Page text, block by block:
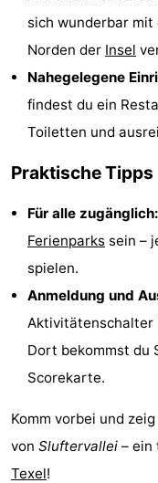
Ferienhäuser
-
Eibernest
't
Hoogelandt
-
Beach
Park
Texel
-
Buytenveldt
De
Krim
-
EuroParcs
Texel
Kustpark
Texel
Sluftervallei
-
Strandhuys
-
sich wunderbar mit
Norden der Insel
Nahegelegene
findest du ein
Toiletten und
Praktische Tipps
Für alle zugänglich:
Ferienparks sein –
spielen.
Anmeldung und
Aktivitätenschalter
Dort bekommst du
Scorekarte.
Komm vorbei und
von Sluftervallei – ein
Texel!